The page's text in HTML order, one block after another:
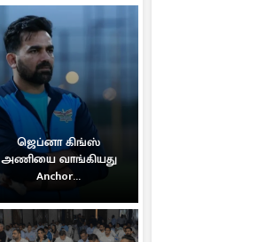
ஜெப்னா கிங்ஸ்
அணியை வாங்கியது
Anchor...